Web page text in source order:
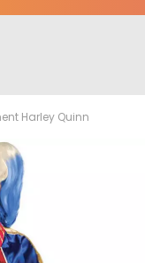
Harley Quinn